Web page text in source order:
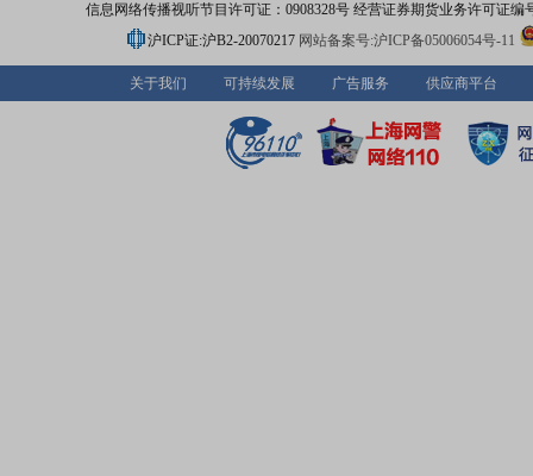
信息网络传播视听节目许可证：0908328号 经营证券期货业务许可证编
沪ICP证:沪B2-20070217 网站备案号:沪ICP备05006054号-11
关于我们 可持续发展 广告服务 供应商平台